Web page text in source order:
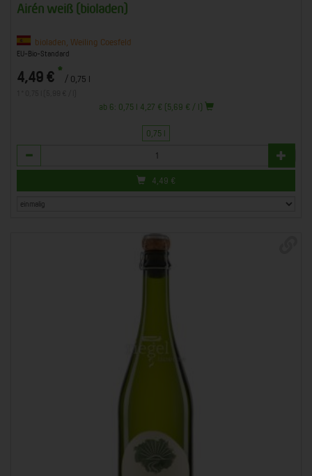
Airén weiß (bioladen)
bioladen, Weiling Coesfeld
EU-Bio-Standard
4,49 € * / 0,75 l
ab 6: 0,75 l 4,27 € (5,69 € / l)
0,75 l
Anzahl
4,49 €